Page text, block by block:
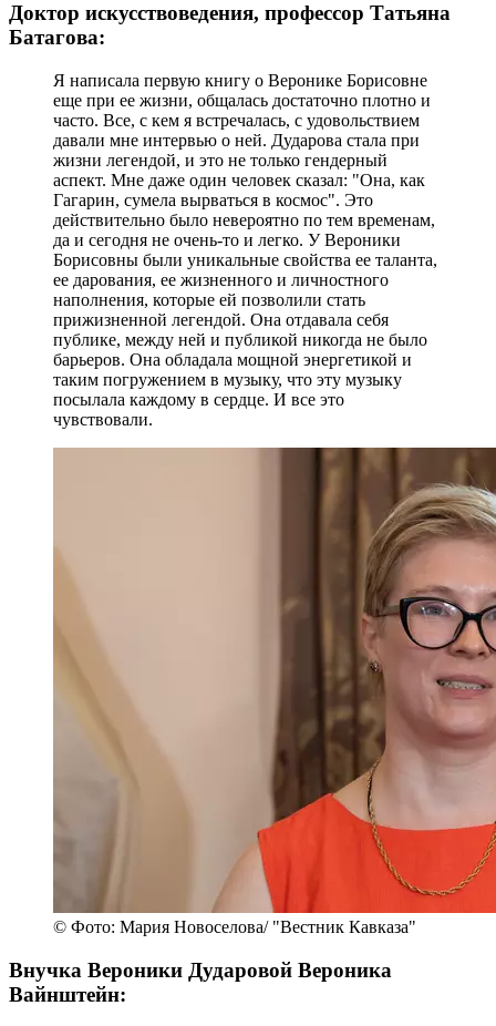
Доктор искусствоведения, профессор Татьяна
Батагова:
Я написала первую книгу о Веронике Борисовне
еще при ее жизни, общалась достаточно плотно и
часто. Все, с кем я встречалась, с удовольствием
давали мне интервью о ней. Дударова стала при
жизни легендой, и это не только гендерный
аспект. Мне даже один человек сказал: "Она, как
Гагарин, сумела вырваться в космос". Это
действительно было невероятно по тем временам,
да и сегодня не очень-то и легко. У Вероники
Борисовны были уникальные свойства ее таланта,
ее дарования, ее жизненного и личностного
наполнения, которые ей позволили стать
прижизненной легендой. Она отдавала себя
публике, между ней и публикой никогда не было
барьеров. Она обладала мощной энергетикой и
таким погружением в музыку, что эту музыку
посылала каждому в сердце. И все это
чувствовали.
© Фото: Мария Новоселова/ "Вестник Кавказа"
Внучка Вероники Дударовой Вероника
Вайнштейн: